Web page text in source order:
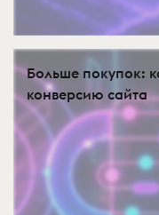
Больше покупок:
конверсию сайта